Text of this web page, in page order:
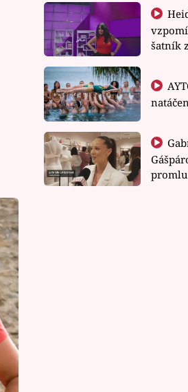
Heidi Janků
šatník
Gabriela